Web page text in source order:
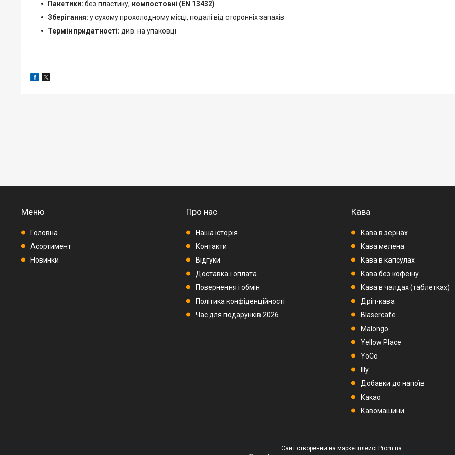
Пакетики: без пластику, компостовні (EN 13432)
Зберігання: у сухому прохолодному місці, подалі від сторонніх запахів
Термін придатності: див. на упаковці
Меню
Головна
Асортимент
Новинки
Про нас
Наша історія
Контакти
Відгуки
Доставка і оплата
Повернення і обмін
Політика конфіденційності
Час для подарунків 2026
Кава
Кава в зернах
Кава мелена
Кава в капсулах
Кава без кофеїну
Кава в чалдах (таблетках)
Дріп-кава
Blasercafe
Malongo
Yellow Place
YoCo
Illy
Добавки до напоїв
Какао
Кавомашини
Сайт створений на маркетплейсі Prom.ua